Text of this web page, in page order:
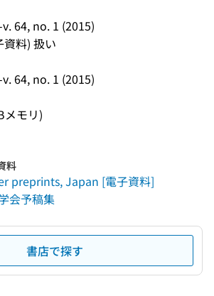
64, no. 1 (2015)
料) 扱い
64, no. 1 (2015)
メモリ)
料
preprints, Japan [電子資料]
会予稿集
書店で探す